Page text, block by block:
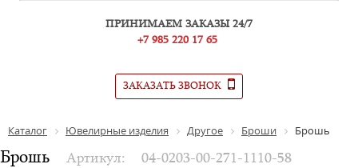
ПРИНИМАЕМ ЗАКАЗЫ 24/7
+7 985 220 17 65
ЗАКАЗАТЬ ЗВОНОК
Каталог Ювелирные изделия Другое Броши Брошь
Брошь Артикул: 04-0203-00-271-1110-58